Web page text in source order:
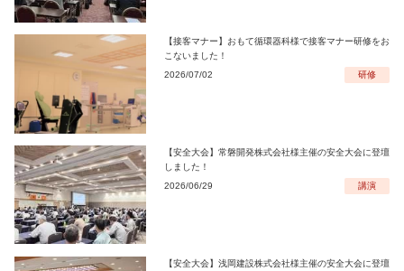
【接客マナー】おもて循環器科様で接客マナー研修をお
こないました！
2026/07/02
研修
【安全大会】常磐開発株式会社様主催の安全大会に登壇
しました！
2026/06/29
講演
【安全大会】浅岡建設株式会社様主催の安全大会に登壇